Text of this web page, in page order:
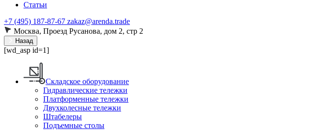
Статьи
+7 (495) 187-87-67 zakaz@arenda.trade
Москва, Проезд Русанова, дом 2, стр 2
Назад
[wd_asp id=1]
Складское оборудование
Гидравлические тележки
Платформенные тележки
Двухколесные тележки
Штабелеры
Подъемные столы